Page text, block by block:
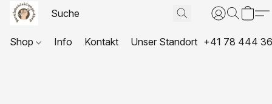
Shop Info Kontakt Unser Standort +41 78 444